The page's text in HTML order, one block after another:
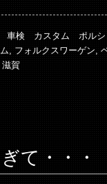
検 カスタム ポルシ
, フォルクスワーゲン,
滋賀
て・・・